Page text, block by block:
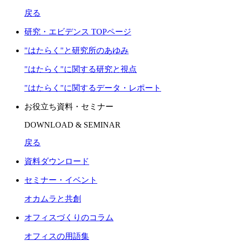
戻る
研究・エビデンス TOPページ
"はたらく"と研究所のあゆみ
"はたらく"に関する研究と視点
"はたらく"に関するデータ・レポート
お役立ち資料・セミナー
DOWNLOAD & SEMINAR
戻る
資料ダウンロード
セミナー・イベント
オカムラと共創
オフィスづくりのコラム
オフィスの用語集